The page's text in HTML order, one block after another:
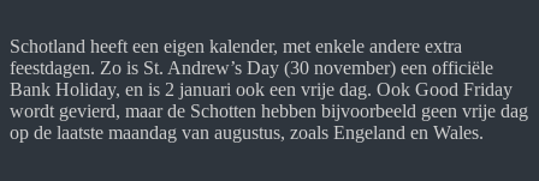
Schotland heeft een eigen kalender, met enkele andere extra
feestdagen. Zo is St. Andrew’s Day (30 november) een officiële
Bank Holiday, en is 2 januari ook een vrije dag. Ook Good Friday
wordt gevierd, maar de Schotten hebben bijvoorbeeld geen vrije dag
op de laatste maandag van augustus, zoals Engeland en Wales.